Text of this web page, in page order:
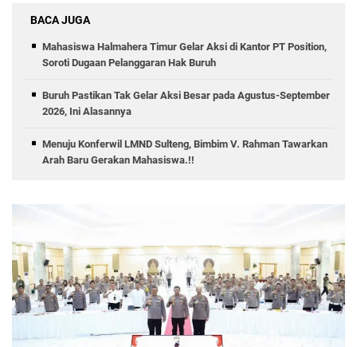
BACA JUGA
Mahasiswa Halmahera Timur Gelar Aksi di Kantor PT Position,
Soroti Dugaan Pelanggaran Hak Buruh
Buruh Pastikan Tak Gelar Aksi Besar pada Agustus-September
2026, Ini Alasannya
Menuju Konferwil LMND Sulteng, Bimbim V. Rahman Tawarkan
Arah Baru Gerakan Mahasiswa.!!